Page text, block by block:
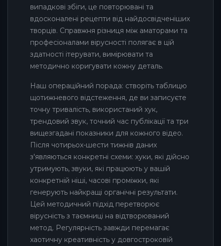
випадкові збіги, це повторювані та
вдосконалені рецепти від найдосвідченіших
творців. Справжня різниця між аматорами та
професіоналами вірусності полягає в цій
здатності ітерувати, вимірювати та
методично коригувати кожну деталь.
Наш операційний порада: створіть таблицю
щотижневого відстеження, де ви записуєте
точну тривалість, використаний хук,
трендовий звук, точний час публікації та три
вищезгадані показники для кожного відео.
Після чотирьох-шести тижнів даних
з'являються конкретні схеми: хуки, які дійсно
утримують, звуки, які працюють у вашій
конкретній ніші, часові проміжки, які
генерують найкращі органічні результати.
Цей методичний підхід перетворює
вірусність з таємниці на відтворюваний
метод. Регулярність завжди перемагає
хаотичну креативність у довгостроковій